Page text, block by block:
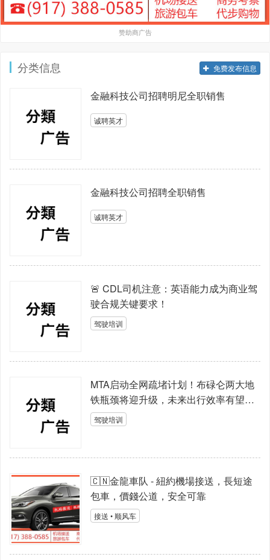
赞助商广告
分类信息 免费发布信息
金融科技公司招聘明尼全职销售
诚聘英才
金融科技公司招聘全职销售
诚聘英才
🚨 CDL司机注意：英语能力成为商业驾
驶合规关键要求！
驾驶培训
MTA启动全网疏堵计划！布碌仑两大地
铁瓶颈将迎升级，未来出行效率有望提
升驾驶培训
🇨🇳金龍車队 - 紐約機場接送，長短途
包車，價錢公道，安全可靠
接送 • 顺风车